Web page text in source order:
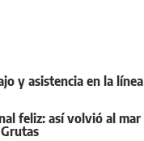
y asistencia en la
feliz: así volvió al